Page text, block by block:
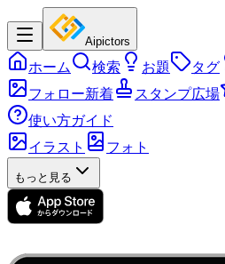
Aipictors
ホーム 検索 お題 タグ
フォロー新着
スタンプ広場
使い方ガイド
イラスト
フォト
もっと見る